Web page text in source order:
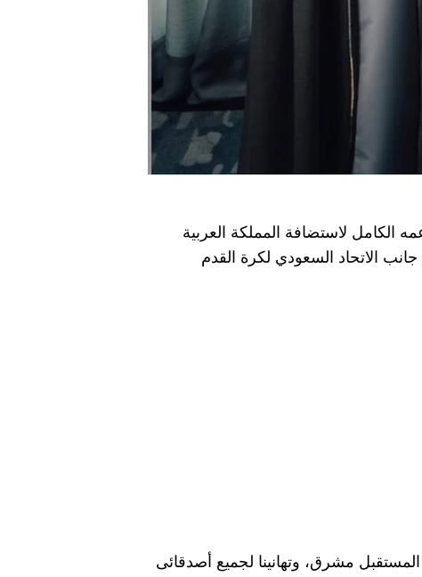
الكامل لاستضافة المملكة العربية
الاتحاد السعودي لكرة القدم
مشرق، وتهانينا لجميع أصدقائى